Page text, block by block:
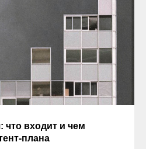
что входит и чем
плана